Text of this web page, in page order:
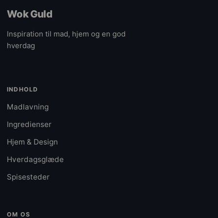
Wok Guld
Inspiration til mad, hjem og en god
hverdag
INDHOLD
Madlavning
Ingredienser
Hjem & Design
Hverdagsglæde
Spisesteder
OM OS